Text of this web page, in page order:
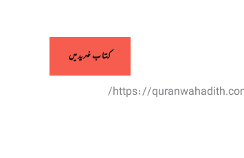
کتاب خریدیں
https://